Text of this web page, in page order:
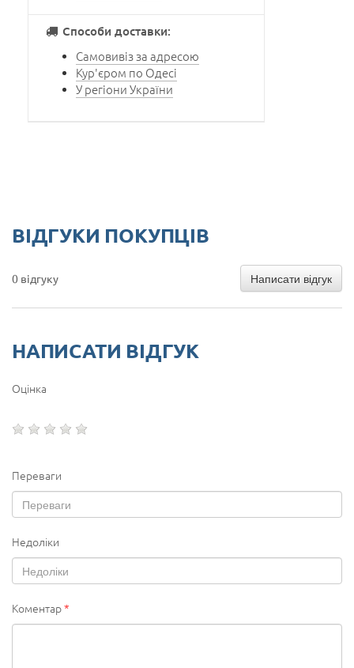
Способи доставки:
Самовивіз за адресою
Кур'єром по Одесі
У регіони України
ВІДГУКИ ПОКУПЦІВ
0 відгуку Написати відгук
НАПИСАТИ ВІДГУК
Оцінка
Переваги
Недоліки
Коментар*